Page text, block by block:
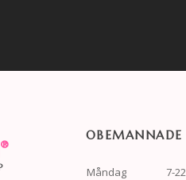
®
OBEMANNADE
Måndag
7-22